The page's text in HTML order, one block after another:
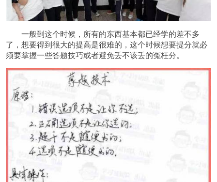
一般到这个时候，所有的东西基本都已经学的差不多
了，想要得到很大的提高是很难的，这个时候想要提分就必
须要掌握一些答题技巧或者避免丢不该丢的冤枉分。